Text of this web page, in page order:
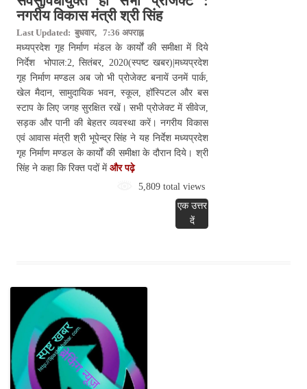
नगरीय विकास मंत्री श्री सिंह
Last Updated: बुधवार, 7:36 अपराह्न
मध्यप्रदेश गृह निर्माण मंडल के कार्यों की समीक्षा में दिये
निर्देश भोपाल:2, सितंबर, 2020(स्पष्ट खबर)|मध्यप्रदेश
गृह निर्माण मण्डल अब जो भी प्रोजेक्ट बनायें उनमें पार्क,
खेल मैदान, सामुदायिक भवन, स्कूल, हॉस्पिटल और बस
स्टाप के लिए जगह सुरक्षित रखें। सभी प्रोजेक्ट में सीवेज,
सड़क और पानी की बेहतर व्यवस्था करें। नगरीय विकास
एवं आवास मंत्री श्री भूपेन्द्र सिंह ने यह निर्देश मध्यप्रदेश
गृह निर्माण मण्डल के कार्यों की समीक्षा के दौरान दिये। श्री
सिंह ने कहा कि रिक्त पदों में और पढ़े
5,809 total views
एक उत्तर
दें